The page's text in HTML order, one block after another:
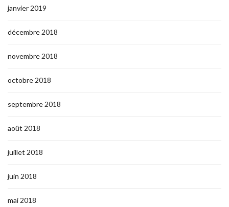
janvier 2019
décembre 2018
novembre 2018
octobre 2018
septembre 2018
août 2018
juillet 2018
juin 2018
mai 2018